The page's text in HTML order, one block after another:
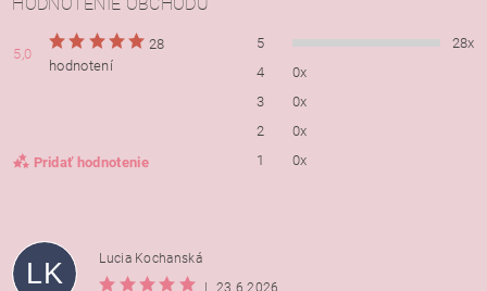
5,0
28
hodnotení
Pridať hodnotenie
5
28x
4
0x
3
0x
2
0x
1
0x
LK
Lucia Kochanská
|
23.6.2026